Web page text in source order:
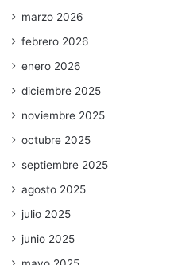
marzo 2026
febrero 2026
enero 2026
diciembre 2025
noviembre 2025
octubre 2025
septiembre 2025
agosto 2025
julio 2025
junio 2025